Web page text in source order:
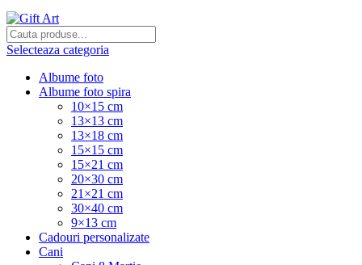
Selecteaza categoria
Albume foto
Albume foto spira
10×15 cm
13×13 cm
13×18 cm
15×15 cm
15×21 cm
20×30 cm
21×21 cm
30×40 cm
9×13 cm
Cadouri personalizate
Cani